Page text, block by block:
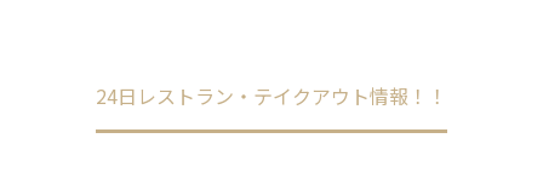
24日レストラン・テイクアウト情報！！